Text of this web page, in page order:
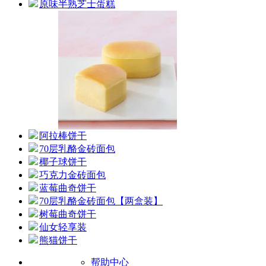
原味半熟芝士蛋糕
阿拉棒饼干
70层乳酪金砖面包
椰子球饼干
巧克力金砖面包
蓝莓曲奇饼干
70层乳酪金砖面包【两盒装】
树莓曲奇饼干
仙女轻享装
熊猫饼干
帮助中心